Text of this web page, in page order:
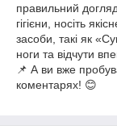
правильний
гігієни, носіть
засоби, такі як
ноги та відчути
📌 А ви вже
коментарях! 😊